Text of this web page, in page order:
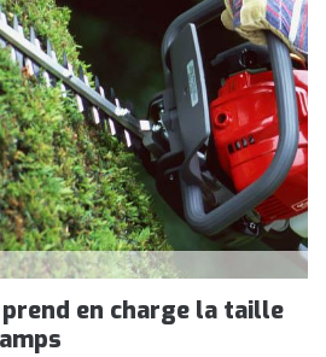
en charge la taille